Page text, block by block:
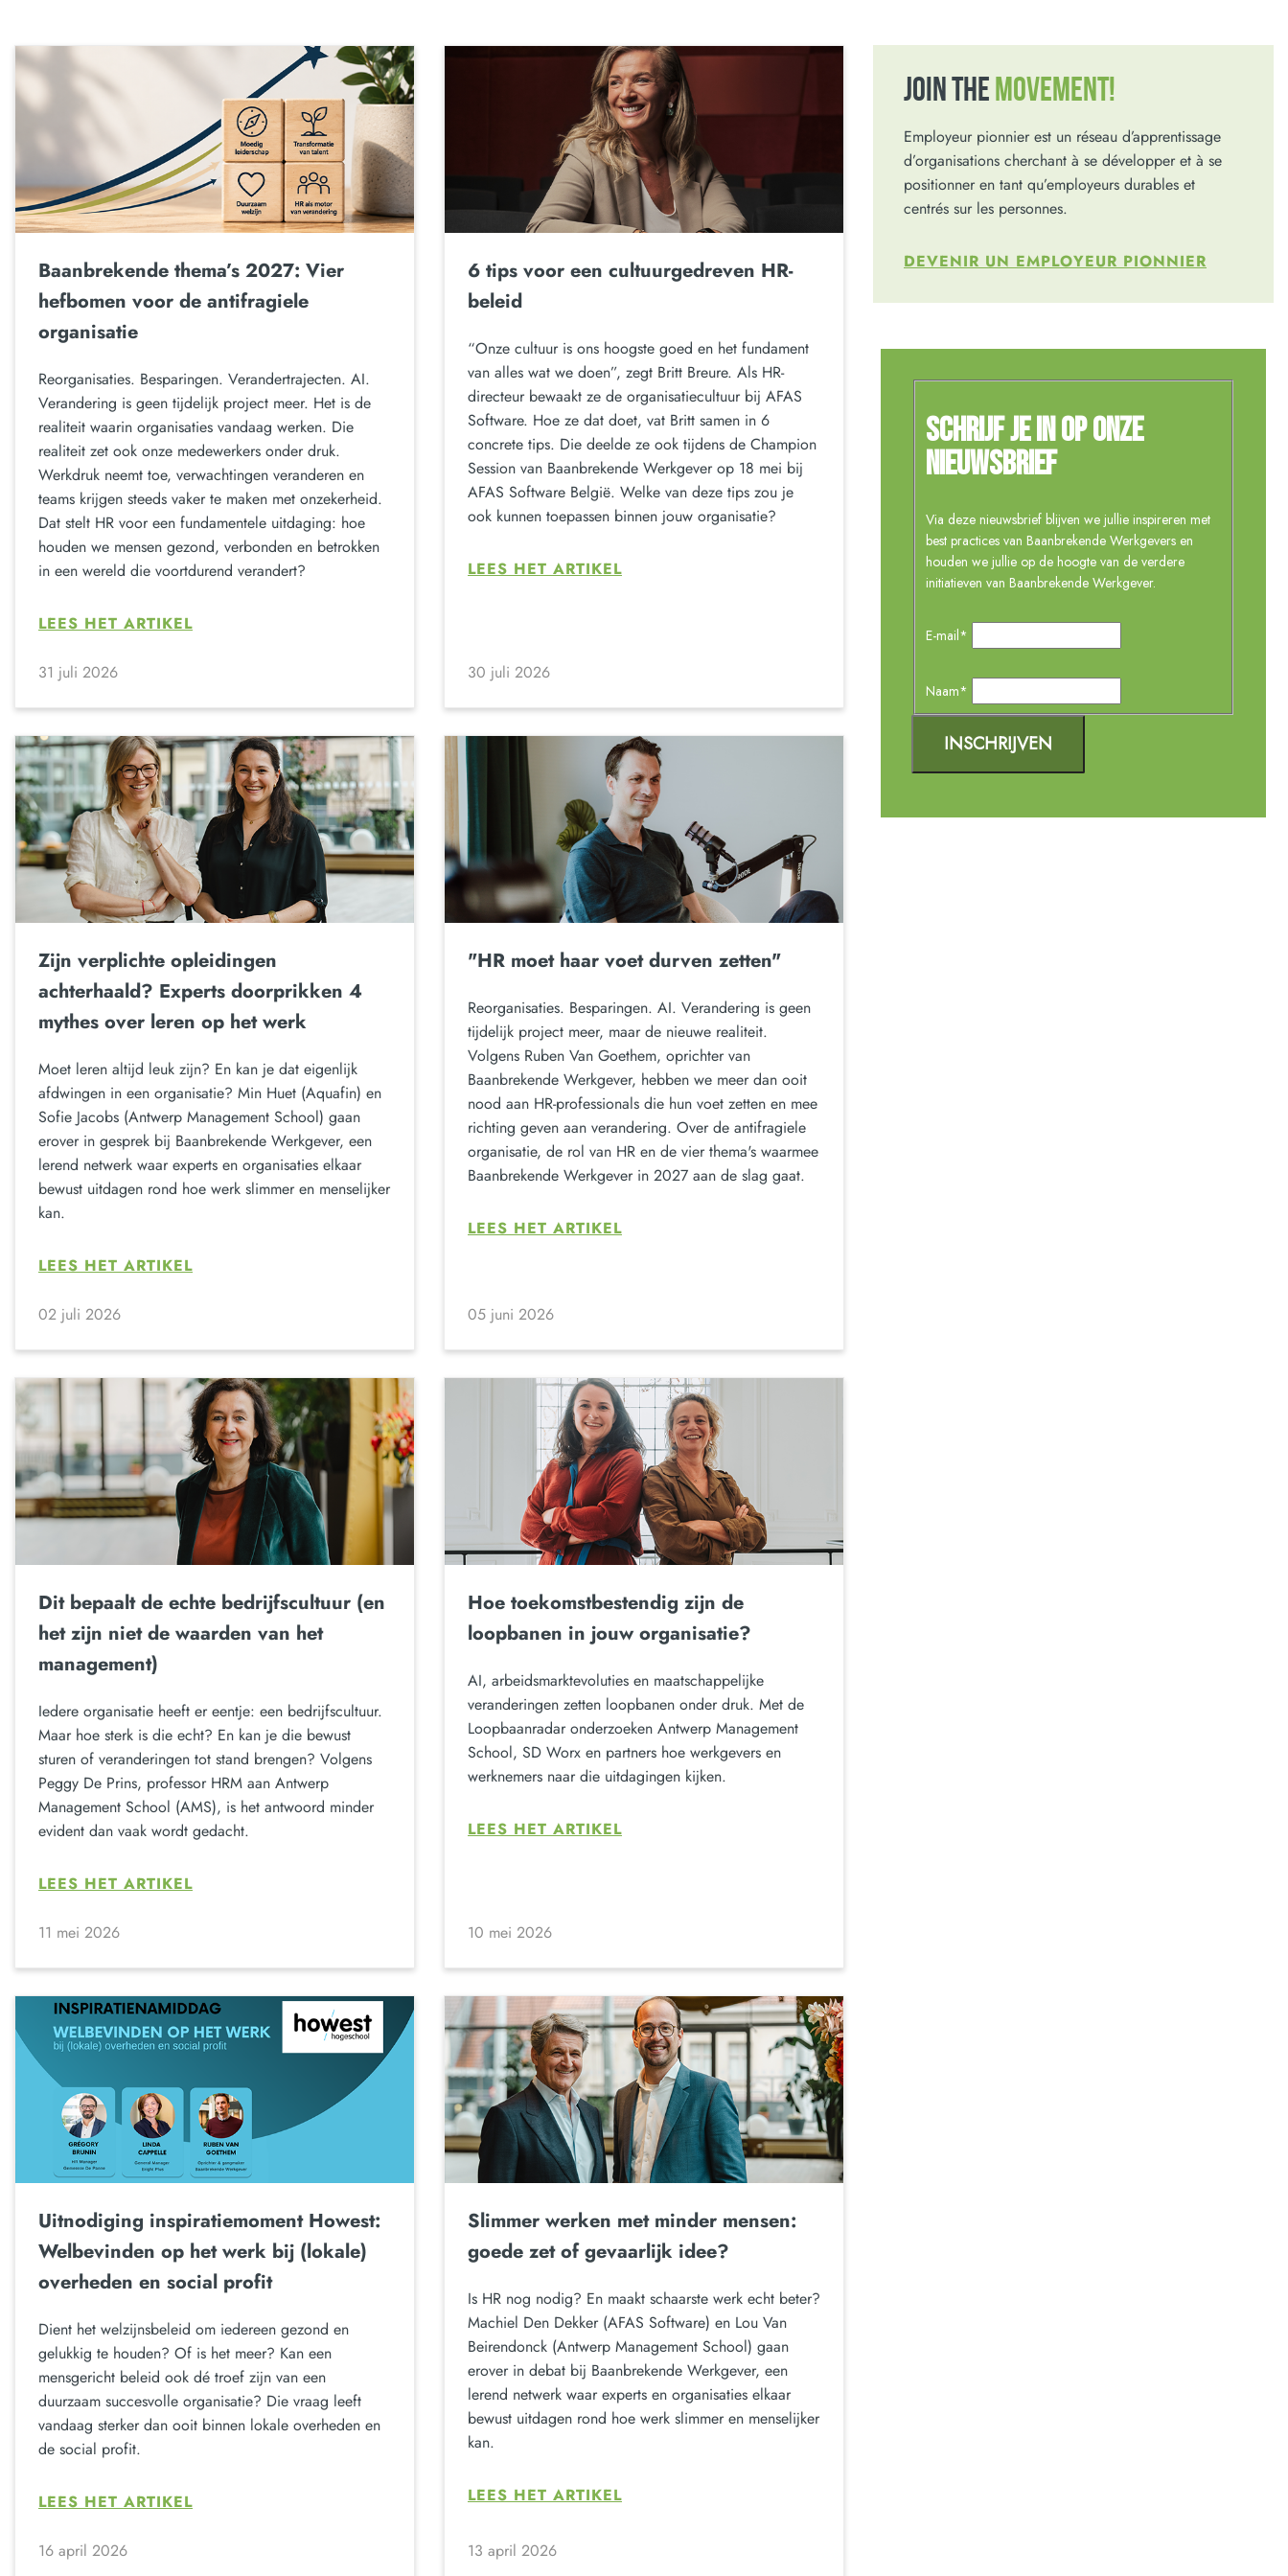
Baanbrekende thema’s 2027: Vier
hefbomen voor de antifragiele
organisatie
Reorganisaties. Besparingen. Verandertrajecten. AI.
Verandering is geen tijdelijk project meer. Het is de
realiteit waarin organisaties vandaag werken. Die
realiteit zet ook onze medewerkers onder druk.
Werkdruk neemt toe, verwachtingen veranderen en
teams krijgen steeds vaker te maken met onzekerheid.
Dat stelt HR voor een fundamentele uitdaging: hoe
houden we mensen gezond, verbonden en betrokken
in een wereld die voortdurend verandert?
LEES HET ARTIKEL
31 juli 2026
6 tips voor een cultuurgedreven HR-
beleid
“Onze cultuur is ons hoogste goed en het fundament
van alles wat we doen”, zegt Britt Breure. Als HR-
directeur bewaakt ze de organisatiecultuur bij AFAS
Software. Hoe ze dat doet, vat Britt samen in 6
concrete tips. Die deelde ze ook tijdens de Champion
Session van Baanbrekende Werkgever op 18 mei bij
AFAS Software België. Welke van deze tips zou je
ook kunnen toepassen binnen jouw organisatie?
LEES HET ARTIKEL
30 juli 2026
Zijn verplichte opleidingen
achterhaald? Experts doorprikken 4
mythes over leren op het werk
Moet leren altijd leuk zijn? En kan je dat eigenlijk
afdwingen in een organisatie? Min Huet (Aquafin) en
Sofie Jacobs (Antwerp Management School) gaan
erover in gesprek bij Baanbrekende Werkgever, een
lerend netwerk waar experts en organisaties elkaar
bewust uitdagen rond hoe werk slimmer en menselijker
kan.
LEES HET ARTIKEL
02 juli 2026
"HR moet haar voet durven zetten"
Reorganisaties. Besparingen. AI. Verandering is geen
tijdelijk project meer, maar de nieuwe realiteit.
Volgens Ruben Van Goethem, oprichter van
Baanbrekende Werkgever, hebben we meer dan ooit
nood aan HR-professionals die hun voet zetten en mee
richting geven aan verandering. Over de antifragiele
organisatie, de rol van HR en de vier thema's waarmee
Baanbrekende Werkgever in 2027 aan de slag gaat.
LEES HET ARTIKEL
05 juni 2026
Dit bepaalt de echte bedrijfscultuur (en
het zijn niet de waarden van het
management)
Iedere organisatie heeft er eentje: een bedrijfscultuur.
Maar hoe sterk is die echt? En kan je die bewust
sturen of veranderingen tot stand brengen? Volgens
Peggy De Prins, professor HRM aan Antwerp
Management School (AMS), is het antwoord minder
evident dan vaak wordt gedacht.
LEES HET ARTIKEL
11 mei 2026
Hoe toekomstbestendig zijn de
loopbanen in jouw organisatie?
AI, arbeidsmarktevoluties en maatschappelijke
veranderingen zetten loopbanen onder druk. Met de
Loopbaanradar onderzoeken Antwerp Management
School, SD Worx en partners hoe werkgevers en
werknemers naar die uitdagingen kijken.
LEES HET ARTIKEL
10 mei 2026
Uitnodiging inspiratiemoment Howest:
Welbevinden op het werk bij (lokale)
overheden en social profit
Dient het welzijnsbeleid om iedereen gezond en
gelukkig te houden? Of is het meer? Kan een
mensgericht beleid ook dé troef zijn van een
duurzaam succesvolle organisatie? Die vraag leeft
vandaag sterker dan ooit binnen lokale overheden en
de social profit.
LEES HET ARTIKEL
16 april 2026
Slimmer werken met minder mensen:
goede zet of gevaarlijk idee?
Is HR nog nodig? En maakt schaarste werk echt beter?
Machiel Den Dekker (AFAS Software) en Lou Van
Beirendonck (Antwerp Management School) gaan
erover in debat bij Baanbrekende Werkgever, een
lerend netwerk waar experts en organisaties elkaar
bewust uitdagen rond hoe werk slimmer en menselijker
kan.
LEES HET ARTIKEL
13 april 2026
JOIN THE MOVEMENT!
Employeur pionnier est un réseau d’apprentissage
d’organisations cherchant à se développer et à se
positionner en tant qu’employeurs durables et
centrés sur les personnes.
DEVENIR UN EMPLOYEUR PIONNIER